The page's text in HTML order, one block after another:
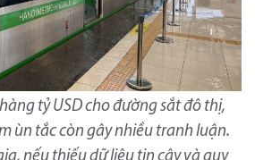
tỷ USD cho đường sắt đô thị,
ùn tắc còn gây nhiều tranh luận.